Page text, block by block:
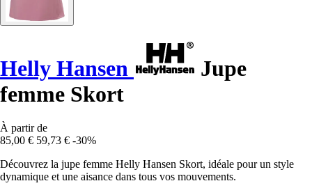
Helly Hansen
Jupe
femme Skort
À partir de
85,00 € 59,73 € -30%
Découvrez la jupe femme Helly Hansen Skort, idéale pour un style
dynamique et une aisance dans tous vos mouvements.